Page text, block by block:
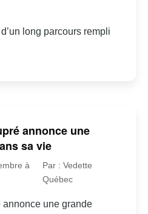
long parcours rempli
annonce une
sa vie
à
Par : Vedette
Québec
annonce une grande